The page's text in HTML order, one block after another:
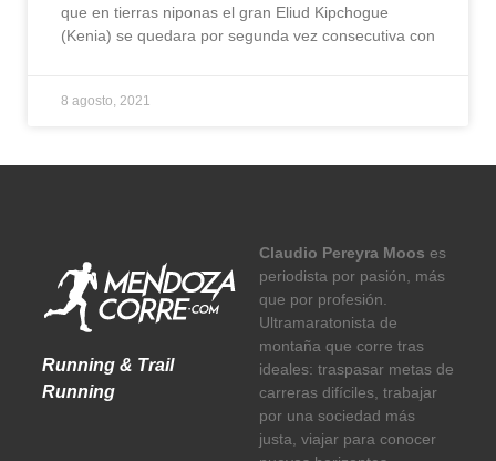
que en tierras niponas el gran Eliud Kipchogue
(Kenia) se quedara por segunda vez consecutiva con
8 agosto, 2021
Running & Trail
Running
Claudio Pereyra Moos es
periodista por pasión, más
que por profesión.
Ultramaratonista de
montaña que corre tras
ideales: traspasar metas de
carreras difíciles, trabajar
por una sociedad más
justa, viajar para conocer